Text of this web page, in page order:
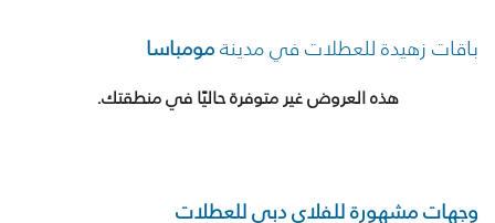
باقات زهيدة للعطلات في مدينةمومباسا
هذه العروض غير متوفرة حاليًا في منطقتك.
وجهات مشهورة للفلاي دبي للعطلات